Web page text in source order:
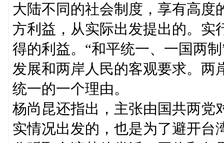
大陆不同的社会制度，享有高度
方利益，从实际出发提出的。实
得的利益。“和平统一、一国两
发展和两岸人民的客观要求。两
统一的一个理由。
杨尚昆还指出，主张由国共两党
实情况出发的，也是为了避开台